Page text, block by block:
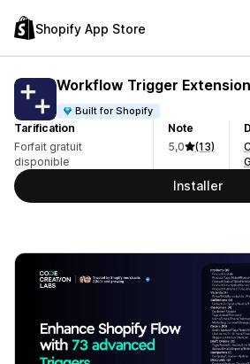
Shopify App Store
Workflow Trigger
Built for Shopify
Tarification
Forfait gratuit
disponible
Note
5,0
(13)
Installer